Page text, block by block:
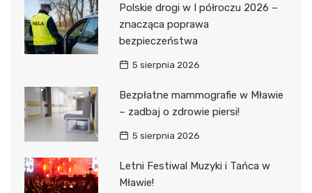
Polskie drogi w I półroczu 2026 –
znacząca poprawa
bezpieczeństwa
5 sierpnia 2026
Bezpłatne mammografie w Mławie
– zadbaj o zdrowie piersi!
5 sierpnia 2026
Letni Festiwal Muzyki i Tańca w
Mławie!